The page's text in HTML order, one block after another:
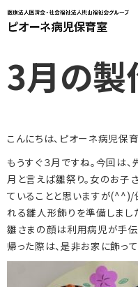
よ
お
3月の製
こんにちは、ピオーネ病児保育
もうすぐ３月ですね。今回は
月と言えば雛祭り。女のお
ていることと思いますが
れる雛人形飾りを準備しまし
雛さまの顔は利用病児が手伝
帰った際は、是非お家に飾って